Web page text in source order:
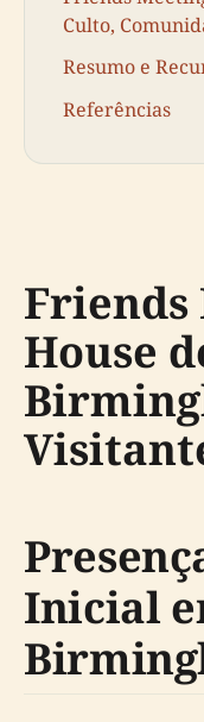
Culto,
Resumo e
Referências
Friends
House
Inicial